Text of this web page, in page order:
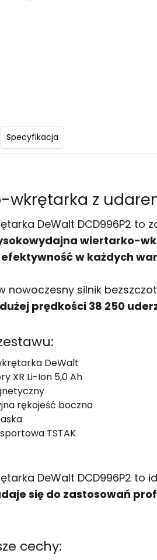
Specyfikacja
z
DeWalt DCD996P2 to
wiertarko-
w każdych
nowoczesny silnik
prędkości 38 250
DeWalt
XR Li-Ion 5,0 Ah
rękojeść boczna
TSTAK
DeWalt DCD996P2 to
się do zastosowań
cechy: